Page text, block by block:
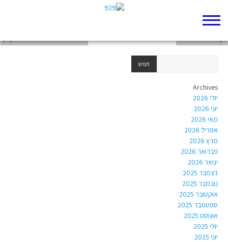
Archives
יולי 2026
יוני 2026
מאי 2026
אפריל 2026
מרץ 2026
פברואר 2026
ינואר 2026
דצמבר 2025
נובמבר 2025
אוקטובר 2025
ספטמבר 2025
אוגוסט 2025
יולי 2025
יוני 2025